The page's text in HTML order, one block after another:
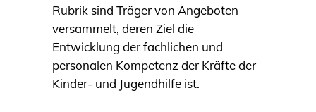
Rubrik sind Träger von Angeboten
versammelt, deren Ziel die
Entwicklung der fachlichen und
personalen Kompetenz der Kräfte der
Kinder- und Jugendhilfe ist.